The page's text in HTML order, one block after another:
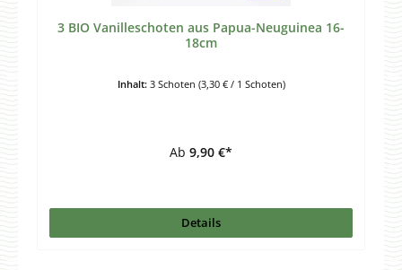
3 BIO Vanilleschoten aus Papua-Neuguinea 16-
18cm
Inhalt: 3 Schoten (3,30 € / 1 Schoten)
Ab 9,90 €*
Details